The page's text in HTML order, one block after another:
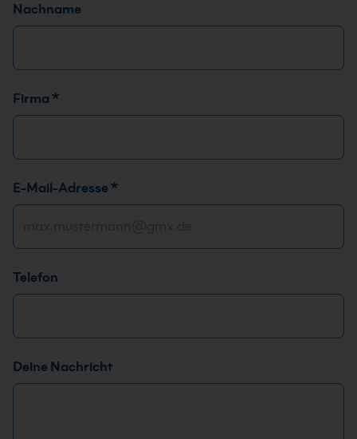
Nachname
Firma *
E-Mail-Adresse *
Telefon
Deine Nachricht